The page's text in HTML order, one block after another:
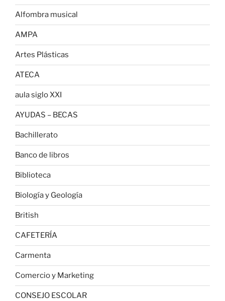
Alfombra musical
AMPA
Artes Plásticas
ATECA
aula siglo XXI
AYUDAS – BECAS
Bachillerato
Banco de libros
Biblioteca
Biología y Geología
British
CAFETERÍA
Carmenta
Comercio y Marketing
CONSEJO ESCOLAR